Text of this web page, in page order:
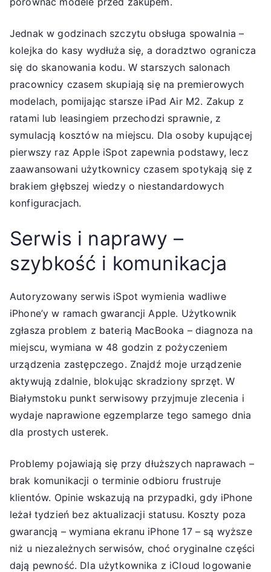
Jednak w godzinach szczytu obsługa spowalnia –
kolejka do kasy wydłuża się, a doradztwo ogranicza
się do skanowania kodu. W starszych salonach
pracownicy czasem skupiają się na premierowych
modelach, pomijając starsze iPad Air M2. Zakup z
ratami lub leasingiem przechodzi sprawnie, z
symulacją kosztów na miejscu. Dla osoby kupującej
pierwszy raz Apple iSpot zapewnia podstawy, lecz
zaawansowani użytkownicy czasem spotykają się z
brakiem głębszej wiedzy o niestandardowych
konfiguracjach.
Serwis i naprawy –
szybkość i komunikacja
Autoryzowany serwis iSpot wymienia wadliwe
iPhone’y w ramach gwarancji Apple. Użytkownik
zgłasza problem z baterią MacBooka – diagnoza na
miejscu, wymiana w 48 godzin z pożyczeniem
urządzenia zastępczego. Znajdź moje urządzenie
aktywują zdalnie, blokując skradziony sprzęt. W
Białymstoku punkt serwisowy przyjmuje zlecenia i
wydaje naprawione egzemplarze tego samego dnia
dla prostych usterek.
Problemy pojawiają się przy dłuższych naprawach –
brak komunikacji o terminie odbioru frustruje
klientów. Opinie wskazują na przypadki, gdy iPhone
leżał tydzień bez aktualizacji statusu. Koszty poza
gwarancją – wymiana ekranu iPhone 17 – są wyższe
niż u niezależnych serwisów, choć oryginalne części
dają pewność. Dla użytkownika z iCloud logowanie